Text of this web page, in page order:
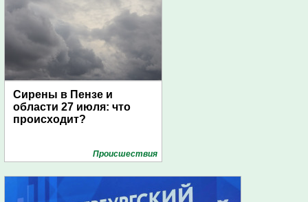
Сирены в Пензе и
области 27 июля: что
происходит?
Проиcшествия